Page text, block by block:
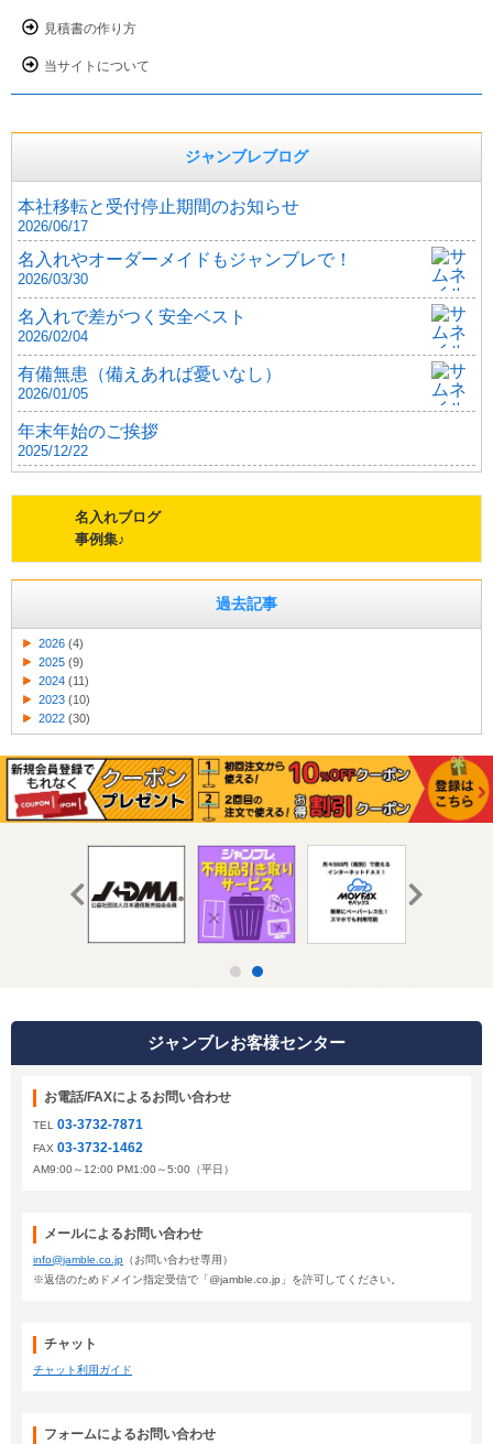
見積書の作り方
当サイトについて
ジャンブレブログ
本社移転と受付停止期間のお知らせ
2026/06/17
名入れやオーダーメイドもジャンブレで！
2026/03/30
名入れで差がつく安全ベスト
2026/02/04
有備無患（備えあれば憂いなし）
2026/01/05
年末年始のご挨拶
2025/12/22
名入れブログ
事例集♪
過去記事
2026 (4)
2025 (9)
2024 (11)
2023 (10)
2022 (30)
ジャンブレお客様センター
お電話/FAXによるお問い合わせ
TEL 03-3732-7871
FAX 03-3732-1462
AM9:00～12:00 PM1:00～5:00（平日）
メールによるお問い合わせ
info@jamble.co.jp （お問い合わせ専用）
※返信のためドメイン指定受信で「@jamble.co.jp」を許可してください。
チャット
チャット利用ガイド
フォームによるお問い合わせ